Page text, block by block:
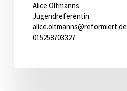
Alice Oltmanns
Jugendreferentin
alice.oltmanns@reformiert.de
015258703327